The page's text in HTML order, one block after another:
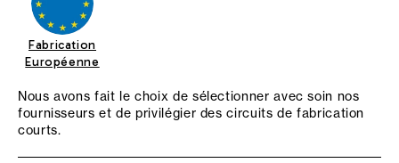
Fabrication
Européenne
Nous avons fait le choix de sélectionner avec soin nos
fournisseurs et de privilégier des circuits de fabrication
courts.